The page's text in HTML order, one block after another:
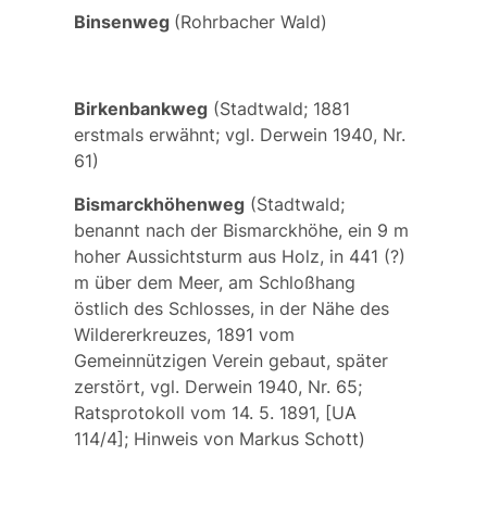
Binsenweg (Rohrbacher Wald)
Birkenbankweg(Stadtwald; 1881
erstmals erwähnt; vgl. Derwein 1940, Nr.
61)
Bismarckhöhenweg(Stadtwald;
benannt nach der Bismarckhöhe, ein 9 m
hoher Aussichtsturm aus Holz, in 441 (?)
m über dem Meer, am Schloßhang
östlich des Schlosses, in der Nähe des
Wildererkreuzes, 1891 vom
Gemeinnützigen Verein gebaut, später
zerstört, vgl. Derwein 1940, Nr. 65;
Ratsprotokoll vom 14. 5. 1891, [UA
114/4]; Hinweis von Markus Schott)